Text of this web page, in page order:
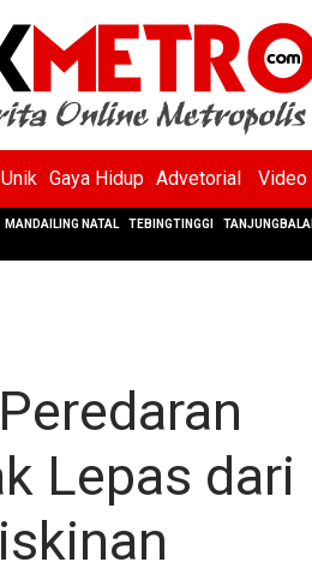
Unik Gaya Hidup Advetorial Video
MANDAILING NATAL TEBINGTINGGI TANJUNGBALAI
Lepas dari